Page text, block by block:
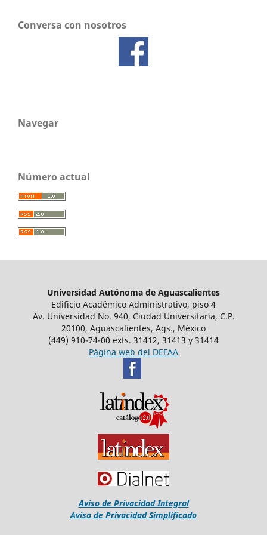
Conversa con nosotros
Navegar
Número actual
Universidad Autónoma de Aguascalientes
Edificio Acad´émico Administrativo, piso 4
Av. Universidad No. 940, Ciudad Universitaria, C.P.
20100, Aguascalientes, Ags., México
(449) 910-74-00 exts. 31412, 31413 y 31414
Página web del DEFAA
Aviso de Privacidad Integral
Aviso de Privacidad Simplificado